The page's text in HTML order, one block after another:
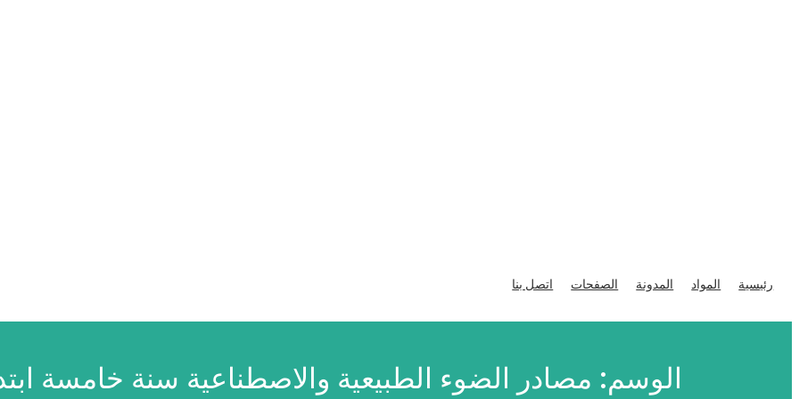
رئيسية المواد المدونة الصفحات اتصل بنا
الوسم: مصادر الضوء الطبيعية والاصطناعية سنة خامسة